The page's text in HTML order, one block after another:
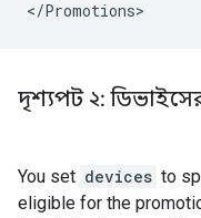
দৃশ্যপট ২:
You set devices to
eligible for the